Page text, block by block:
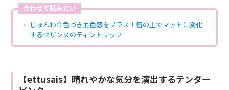
合わせて読みたい
じゅんわり色づき血色感をプラス！唇の上でマットに変化
するセザンヌのティントリップ
【ettusais】晴れやかな気分を演出するテンダー